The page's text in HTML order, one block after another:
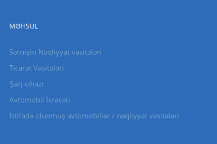
MƏHSUL
Sərnişin Nəqliyyat vasitələri
Ticarət Vasitələri
Şarj cihazı
Avtomobil İxracatı
İstifadə olunmuş avtomobillər / nəqliyyat vasitələri